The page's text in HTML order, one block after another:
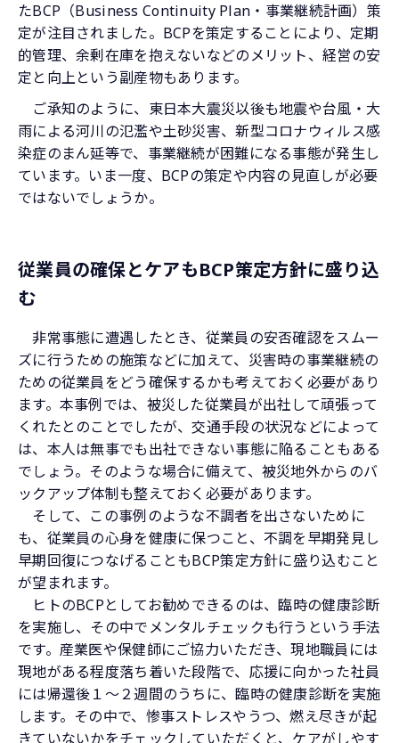
たBCP（Business Continuity Plan・事業継続計画）策
定が注目されました。BCPを策定することにより、定期
的管理、余剰在庫を抱えないなどのメリット、経営の安
定と向上という副産物もあります。
ご承知のように、東日本大震災以後も地震や台風・大
雨による河川の氾濫や土砂災害、新型コロナウィルス感
染症のまん延等で、事業継続が困難になる事態が発生し
ています。いま一度、BCPの策定や内容の見直しが必要
ではないでしょうか。
従業員の確保とケアもBCP策定方針に盛り込
む
非常事態に遭遇したとき、従業員の安否確認をスムー
ズに行うための施策などに加えて、災害時の事業継続の
ための従業員をどう確保するかも考えておく必要があり
ます。本事例では、被災した従業員が出社して頑張って
くれたとのことでしたが、交通手段の状況などによって
は、本人は無事でも出社できない事態に陥ることもある
でしょう。そのような場合に備えて、被災地外からのバ
ックアップ体制も整えておく必要があります。
そして、この事例のような不調者を出さないために
も、従業員の心身を健康に保つこと、不調を早期発見し
早期回復につなげることもBCP策定方針に盛り込むこと
が望まれます。
ヒトのBCPとしてお勧めできるのは、臨時の健康診断
を実施し、その中でメンタルチェックも行うという手法
です。産業医や保健師にご協力いただき、現地職員には
現地がある程度落ち着いた段階で、応援に向かった社員
には帰還後１～２週間のうちに、臨時の健康診断を実施
します。その中で、惨事ストレスやうつ、燃え尽きが起
きていないかをチェックしていただくと、ケアがしやす